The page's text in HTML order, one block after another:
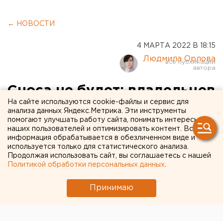
← НОВОСТИ
4 МАРТА 2022 В 18:15
Людмила Орлова
Сноса не будет: владельцев
гаражей успокоили после
слухов о тотальной
реновации в Челябинске
На сайте используются cookie-файлы и сервис для
анализа данных Яндекс.Метрика. Эти инструменты
помогают улучшать работу сайта, понимать интересы
наших пользователей и оптимизировать контент. Вся
информация обрабатывается в обезличенном виде и
используется только для статистического анализа.
Продолжая использовать сайт, вы соглашаетесь с нашей
Политикой обработки персональных данных
Принимаю